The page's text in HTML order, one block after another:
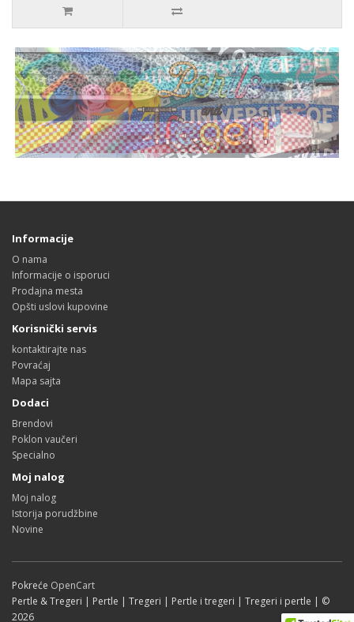
Informacije
O nama
Informacije o isporuci
Prodajna mesta
Opšti uslovi kupovine
Korisnički servis
kontaktirajte nas
Povraćaj
Mapa sajta
Dodaci
Brendovi
Poklon vaučeri
Specialno
Moj nalog
Moj nalog
Istorija porudžbine
Novine
Pokreće OpenCart
Pertle & Tregeri | Pertle | Tregeri | Pertle i tregeri | Tregeri i pertle | ©
2026